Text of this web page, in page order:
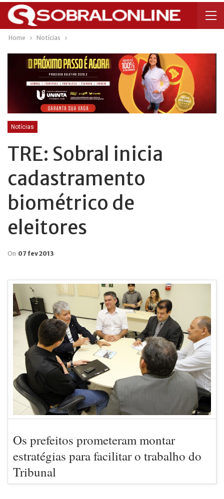
Home Notícias
Notícias
TRE: Sobral inicia
cadastramento
biométrico de
eleitores
On 07 fev 2013
Os prefeitos prometeram montar
estratégias para facilitar o trabalho do
Tribunal